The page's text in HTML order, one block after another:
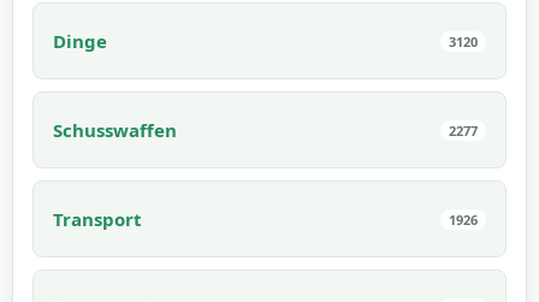
Dinge 3120
Schusswaffen 2277
Transport 1926